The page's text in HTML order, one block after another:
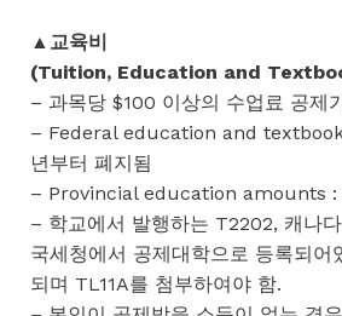
▲교육비
(Tuition, Education and
– 과목당 $100 이상의 수업료 공제
– Federal education and
년부터 폐지됨
– Provincial education amounts :
– 학교에서 발행하는 T2202, 캐나
국세청에서 공제대학으로 등록되어
되며 TL11A를 첨부하여야 함.